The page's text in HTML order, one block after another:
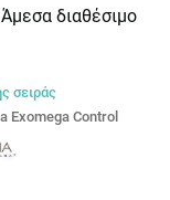
Άμεσα διαθέσιμο
σειράς
Exomega Control